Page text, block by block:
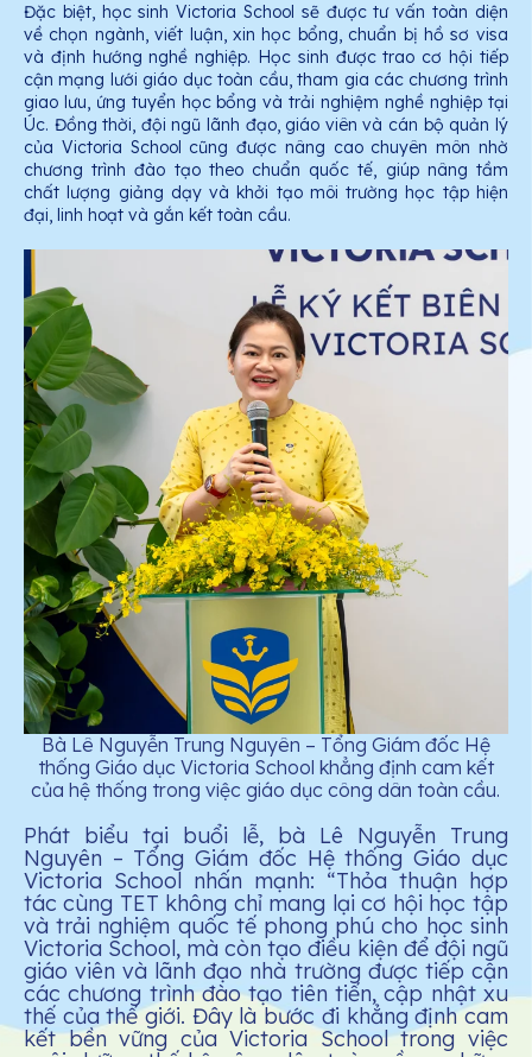
Đặc biệt, học sinh Victoria School sẽ được tư vấn toàn diện
về chọn ngành, viết luận, xin học bổng, chuẩn bị hồ sơ visa
và định hướng nghề nghiệp. Học sinh được trao cơ hội tiếp
cận mạng lưới giáo dục toàn cầu, tham gia các chương trình
giao lưu, ứng tuyển học bổng và trải nghiệm nghề nghiệp tại
Úc. Đồng thời, đội ngũ lãnh đạo, giáo viên và cán bộ quản lý
của Victoria School cũng được nâng cao chuyên môn nhờ
chương trình đào tạo theo chuẩn quốc tế, giúp nâng tầm
chất lượng giảng dạy và khởi tạo môi trường học tập hiện
đại, linh hoạt và gắn kết toàn cầu.
Bà Lê Nguyễn Trung Nguyên – Tổng Giám đốc Hệ
thống Giáo dục Victoria School khẳng định cam kết
của hệ thống trong việc giáo dục công dân toàn cầu.
Phát biểu tại buổi lễ, bà Lê Nguyễn Trung
Nguyên – Tổng Giám đốc Hệ thống Giáo dục
Victoria School nhấn mạnh: “Thỏa thuận hợp
tác cùng TET không chỉ mang lại cơ hội học tập
và trải nghiệm quốc tế phong phú cho học sinh
Victoria School, mà còn tạo điều kiện để đội ngũ
giáo viên và lãnh đạo nhà trường được tiếp cận
các chương trình đào tạo tiên tiến, cập nhật xu
thế của thế giới. Đây là bước đi khẳng định cam
kết bền vững của Victoria School trong việc